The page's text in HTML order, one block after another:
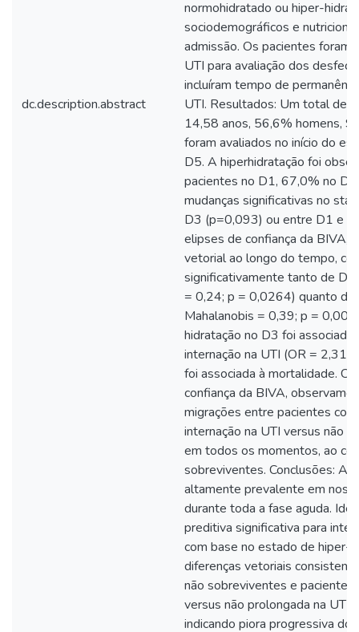
dc.description.abstract
normohidratado ou hiper-
sociodemográficos e
admissão. Os pacientes foram
UTI para avaliação dos
incluíram tempo de
UTI. Resultados: Um total de
14,58 anos, 56,6% homens,
foram avaliados no início do
D5. A hiperhidratação foi
pacientes no D1, 67,0% no
mudanças significativas no
D3 (p=0,093) ou entre D1 e
elipses de confiança da BIVA,
vetorial ao longo do tempo,
significativamente tanto de D3
= 0,24; p = 0,0264) quanto de
Mahalanobis = 0,39; p =
hidratação no D3 foi
internação na UTI (OR =
foi associada à mortalidade.
confiança da BIVA,
migrações entre pacientes
internação na UTI versus não
em todos os momentos, ao
sobreviventes. Conclusões: A
altamente prevalente em
durante toda a fase aguda.
preditiva significativa para
com base no estado de hiper-
diferenças vetoriais
não sobreviventes e pacientes
versus não prolongada na UTI
indicando piora progressiva